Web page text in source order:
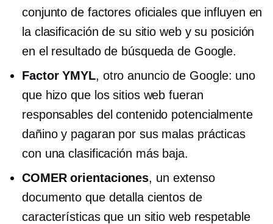
conjunto de factores oficiales que influyen en
la clasificación de su sitio web y su posición
en el resultado de búsqueda de Google.
Factor YMYL, otro anuncio de Google: uno
que hizo que los sitios web fueran
responsables del contenido potencialmente
dañino y pagaran por sus malas prácticas
con una clasificación más baja.
COMERorientaciones, un extenso
documento que detalla cientos de
características que un sitio web respetable